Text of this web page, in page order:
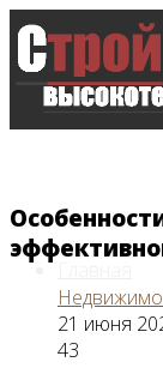
21 июня
43